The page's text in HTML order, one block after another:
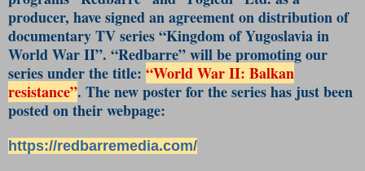
producer, have signed anagreement ondistribution of
documentary TV series “Kingdom of Yugoslavia in
World War II”. “Redbarre” will be promoting our
series under thetitle: “World War II: Balkan
resistance”. The new poster for the series has just been
posted on their webpage:
https://redbarremedia.com/